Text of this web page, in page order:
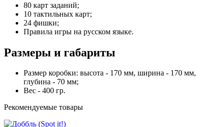
80 карт заданий;
10 тактильных карт;
24 фишки;
Правила игры на русском языке.
Размеры и габариты
Размер коробки: высота - 170 мм, ширина - 170 мм,
глубина - 70 мм;
Вес - 400 гр.
Рекомендуемые товары